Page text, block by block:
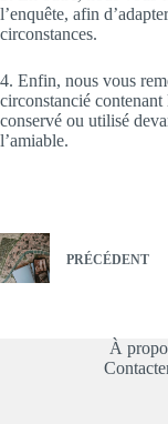
l’enquête, afin
circonstances.
4. Enfin, nous vous
circonstancié
conservé ou utilisé
l’amiable.
PRÉCÉDENT
À